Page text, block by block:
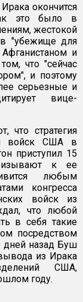
окончится
это было в
жестокой
в "убежище для
и
что "сейчас
и поэтому
серьезные и
вице-
что стратегия
войск США в
приступил 15
к ее
любым
конгресса
войск из
что любой
в себя такие
посредством
дней назад Буш
из Ирака
США,
году.